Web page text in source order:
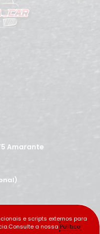
Amarante
e scripts externos para
a nossaPolítica